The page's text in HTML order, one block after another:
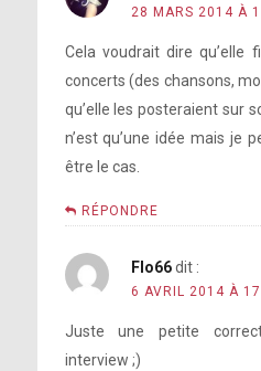
28 MARS 2014 À
Cela voudrait dire qu’elle
concerts (des chansons,
qu’elle les posteraient sur
n’est qu’une idée mais je
être le cas.
RÉPONDRE
Flo66 dit :
6 AVRIL 2014 À
Juste une petite
interview ;)